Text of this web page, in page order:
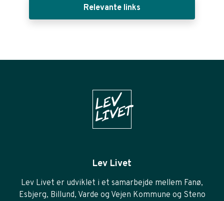
Relevante links
Lev Livet
Lev Livet er udviklet i et samarbejde mellem Fanø,
Esbjerg, Billund, Varde og Vejen Kommune og Steno